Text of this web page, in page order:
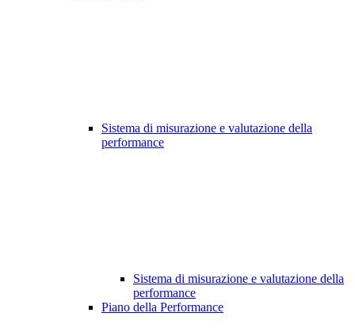
Sistema di misurazione e valutazione della
performance
Sistema di misurazione e valutazione della
performance
Piano della Performance